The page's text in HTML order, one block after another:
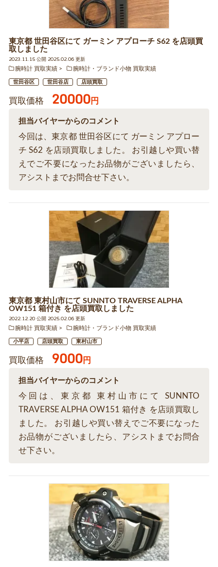
東京都 世田谷区にて ガーミン アプローチ S62 を店頭買
取しました
2023.11.15 公開 2025.02.06 更新
腕時計 買取実績
腕時計・ブランド小物 買取実績
世田谷区 世田谷店 店頭買取
買取価格 20000円
担当バイヤーからのコメント
今回は、東京都 世田谷区にて ガーミン アプロー
チ S62 を店頭買取しました。 お引越しや買い替
えでご不要になったお品物がございましたら、
アシストまでお問合せ下さい。
東京都 東村山市にて SUNNTO TRAVERSE ALPHA
OW151 箱付き を店頭買取しました
2022.12.20 公開 2025.02.06 更新
腕時計 買取実績
腕時計・ブランド小物 買取実績
小平店 店頭買取 東村山市
買取価格 9000円
担当バイヤーからのコメント
今回は、東京都 東村山市にて SUNNTO
TRAVERSE ALPHA OW151 箱付き を店頭買取し
ました。 お引越しや買い替えでご不要になった
お品物がございましたら、アシストまでお問合
せ下さい。